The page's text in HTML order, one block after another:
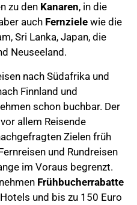
zu den Kanaren, in die
auch Fernziele wie die
Sri Lanka, Japan, die
Neuseeland.
nach Südafrika und
Finnland und
schon buchbar. Der
allem Reisende
Zielen früh
und Rundreisen
im Voraus begrenzt.
Frühbucherrabatte
und bis zu 150 Euro